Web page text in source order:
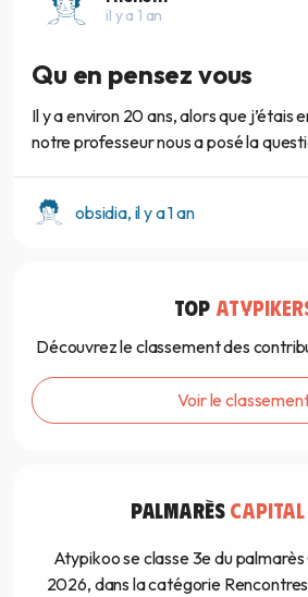
il y a 1 an
Qu en pensez vous
Il y a environ 20 ans, alors que j’étais
notre professeur nous a posé la
obsidia, il y a 1 an
TOP
Découvrez le classement des
Voir le
PALMARÈS
Atypikoo se classe 3e du
2026, dans la catégorie